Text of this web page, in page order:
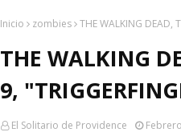
Inicio zombies THE WALKING DEAD,
THE WALKING
9,
El Solitario de Providence